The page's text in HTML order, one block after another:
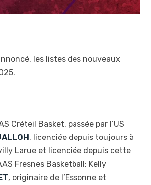
les listes des nouveaux
Créteil Basket, passée par l’US
, licenciée depuis toujours à
Larue et licenciée depuis cette
Fresnes Basketball; Kelly
, originaire de l’Essonne et